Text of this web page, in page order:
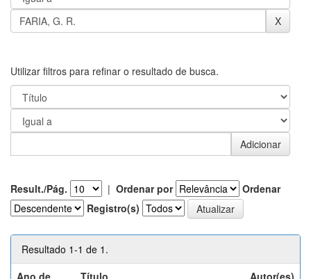
Utilizar filtros para refinar o resultado de busca.
Result./Pág. | Ordenar por
Ordenar
Registro(s)
Resultado 1-1 de 1.
Ano de
Título Autor(es)